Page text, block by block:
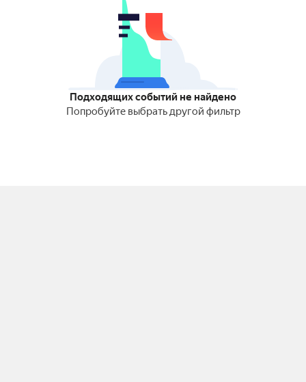
Подходящих событий не найдено
Попробуйте выбрать другой фильтр